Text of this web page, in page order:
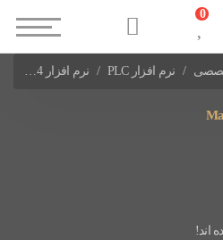
نرم افزار PLC نرم افزار Machine Expert Basic 1.4
اند!
0